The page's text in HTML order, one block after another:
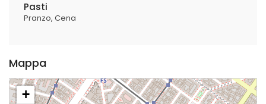
Pasti
Pranzo Cena
Mappa
+